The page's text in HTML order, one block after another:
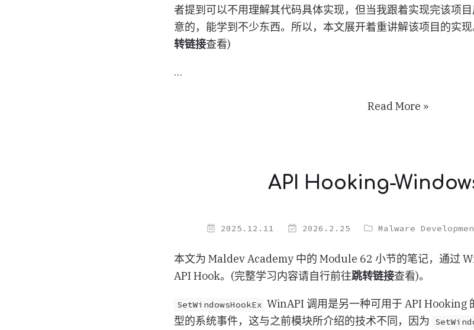
者提到可以不用理解其代码具体实现，但当我跟着实现完该项
意的，能学到不少东西。所以，本文展开着重讲解该项目的实
转链接查看)
…
Read More »
API Hooking-
2025.12.11 2026.2.25 Malware
本文为 Maldev Academy 中的 Module 62 小节的笔记，通过
API Hook。(完整学习内容请自行前往跳转链接查看)。
SetWindowsHookEx WinAPI 调用是另一种可用于 API Hooking
型的系统事件，这与之前模块所介绍的技术不同，因为